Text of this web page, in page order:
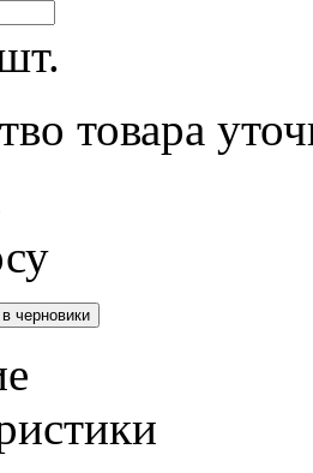
товара
в черновики